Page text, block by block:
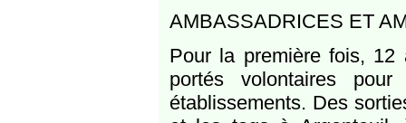
AMBASSADRICES ET
Pour la première fois, 12
portés volontaires
établissements. Des